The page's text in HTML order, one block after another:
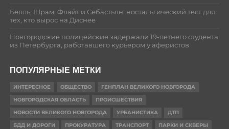
Белль, Шрам, Флайт и Себастьян: ностальгический тест для
тех, кто вырос на Диснее
Новгородские полицейские задержали 19-летнего студента
из Петербурга, работавшего курьером у аферистов
ПОПУЛЯРНЫЕ МЕТКИ
ИНТЕРЕСНОЕ ОБЩЕСТВО
ГЕНПЛАН ВЕЛИКОГО НОВГОРОДА
НОВГОРОДСКАЯ ОБЛАСТЬ
ПРОИСШЕСТВИЯ
НОВОСТИ ВЕЛИКОГО НОВГОРОДА
УРБАНИСТИКА
ДТП
БДД И ДОРОГИ
ПРОКУРАТУРА ТРАНСПОРТ ПАРКИ И СКВЕРЫ